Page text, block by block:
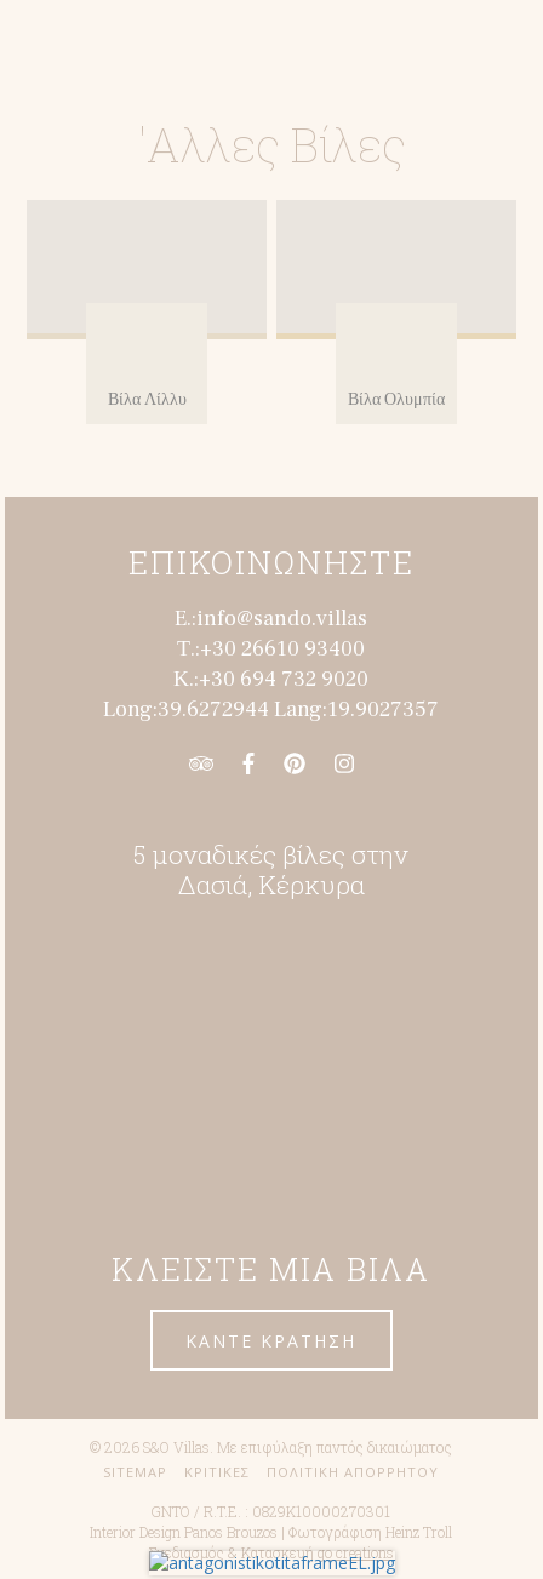
'Αλλες Βίλες
Βίλα Λίλλυ Βίλα Ολυμπία
ΕΠΙΚΟΙΝΩΝΗΣΤΕ
E.:info@sando.villas
Τ.:+30 26610 93400
Κ.:+30 694 732 9020
Long:39.6272944 Lang:19.9027357
5 μοναδικές βίλες στην
Δασιά, Κέρκυρα
ΚΛΕΙΣΤΕ ΜΙΑ ΒΙΛΑ
ΚΑΝΤΕ ΚΡΑΤΗΣΗ
© 2026 S&O Villas. Με επιφύλαξη παντός δικαιώματος
SITEMAP ΚΡΙΤΙΚΕΣ ΠΟΛΙΤΙΚΗ ΑΠΟΡΡΗΤΟΥ
GNTO / R.T.E. : 0829K10000270301
Interior Design Panos Brouzos | Φωτογράφιση Heinz Troll
Σχεδιασμός & Κατασκευή go creations